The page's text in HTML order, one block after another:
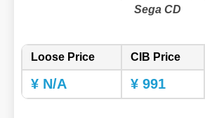
Sega CD
Loose Price CIB Price
¥ N/A ¥ 991